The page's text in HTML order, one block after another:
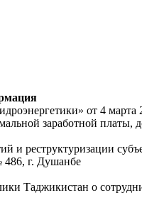
от 4
заработной платы,
и реструктуризации
486, г. Душанбе
Таджикистан о